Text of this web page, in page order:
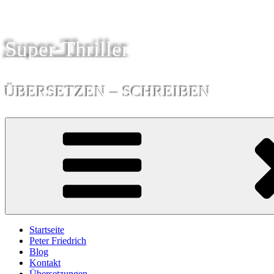
Super-Thriller
ÜBERSETZEN – SCHREIBEN
Startseite
Peter Friedrich
Blog
Kontakt